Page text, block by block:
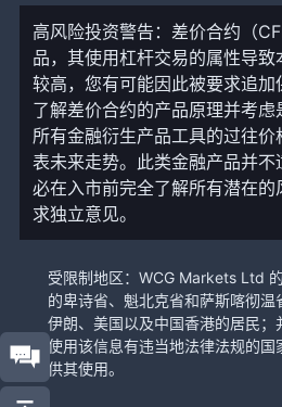
高风险投资警告：差价合约（
品，其使用杠杆交易的属性导
较高，您有可能因此被要求追
了解差价合约的产品原理并考虑
所有金融衍生产品工具的过往
表未来走势。此类金融产品并
必在入市前完全了解所有潜在
求独立意见。
受限制地区：WCG Markets Ltd
的卑诗省、魁北克省和萨斯喀彻温
伊朗、美国以及中国香港的居民；
使用该信息有违当地法律法规的
供其使用。